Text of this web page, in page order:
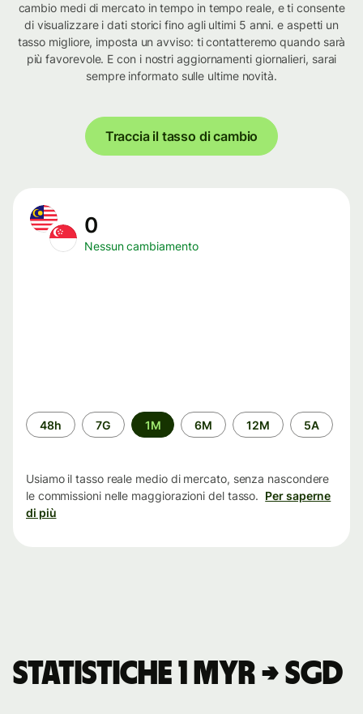
cambio medi di mercato in tempo in tempo reale, e ti consente
di visualizzare i dati storici fino agli ultimi 5 anni. e aspetti un
tasso migliore, imposta un avviso: ti contatteremo quando sarà
più favorevole. E con i nostri aggiornamenti giornalieri, sarai
sempre informato sulle ultime novità.
Traccia il tasso di cambio
0
Nessun cambiamento
Periodo
di
48h 7G 1M 6M 12M 5A
Usiamo il tasso reale medio di mercato, senza nascondere
le commissioni nelle maggiorazioni del tasso. Per saperne
di più
Statistiche 1 MYR → SGD